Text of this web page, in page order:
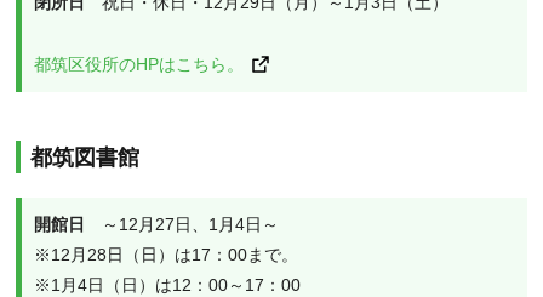
都筑区役所のHPはこちら。
都筑図書館
開館日
～12月27日、1月4日～
※12月28日（日）は17：00まで。
※1月4日（日）は12：00～17：00